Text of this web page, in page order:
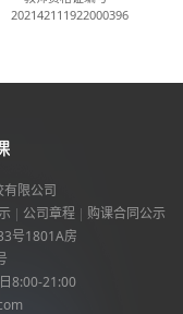
202142111922000396
限公司
公司章程
购课合同公示
号1801A房
8:00-21:00